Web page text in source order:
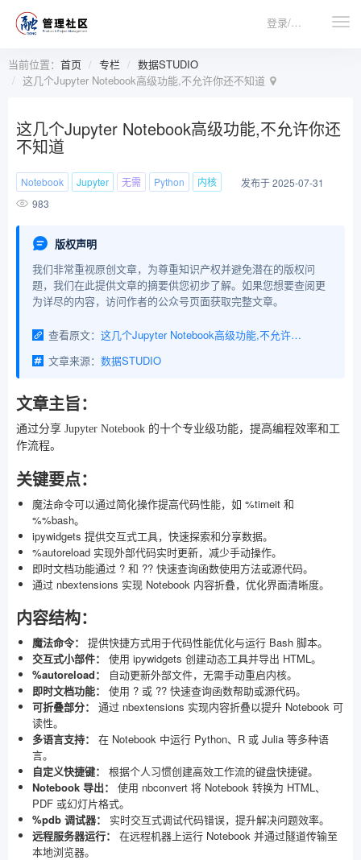
登录/注册
当前位置： 首页 专栏
数据STUDIO
这几个Jupyter Notebook高级功能,不允许你还不知道
这几个Jupyter Notebook高级功能,不允许你还
不知道
Notebook Jupyter 无需 Python 内核
发布于 2025-07-31
983
版权声明
我们非常重视原创文章，为尊重知识产权并避免潜在的版权问
题，我们在此提供文章的摘要供您初步了解。如果您想要查阅更
为详尽的内容，访问作者的公众号页面获取完整文章。
查看原文：
这几个Jupyter Notebook高级功能,不允许你还不知道
文章来源： 数据STUDIO
文章主旨：
通过分享 Jupyter Notebook 的十个专业级功能，提高编程效率和工
作流程。
关键要点：
魔法命令可以通过简化操作提高代码性能，如 %timeit 和
%%bash。
ipywidgets 提供交互式工具，快速探索和分享数据。
%autoreload 实现外部代码实时更新，减少手动操作。
即时文档功能通过 ? 和 ?? 快速查询函数使用方法或源代码。
通过 nbextensions 实现 Notebook 内容折叠，优化界面清晰度。
内容结构：
魔法命令：
提供快捷方式用于代码性能优化与运行 Bash 脚本。
交互式小部件：
使用 ipywidgets 创建动态工具并导出 HTML。
%autoreload：
自动更新外部文件，无需手动重启内核。
即时文档功能：
使用 ? 或 ?? 快速查询函数帮助或源代码。
可折叠部分：
通过 nbextensions 实现内容折叠以提升 Notebook 可
读性。
多语言支持：
在 Notebook 中运行 Python、R 或 Julia 等多种语
言。
自定义快捷键：
根据个人习惯创建高效工作流的键盘快捷键。
Notebook 导出：
使用 nbconvert 将 Notebook 转换为 HTML、
PDF 或幻灯片格式。
%pdb 调试器：
实时交互式调试代码错误，提升解决问题效率。
远程服务器运行：
在远程机器上运行 Notebook 并通过隧道传输至
本地浏览器。